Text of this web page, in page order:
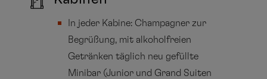
In jeder Kabine: Champagner zur
Begrüßung, mit alkoholfreien
Getränken täglich neu gefüllte
Minibar (Junior und Grand Suiten